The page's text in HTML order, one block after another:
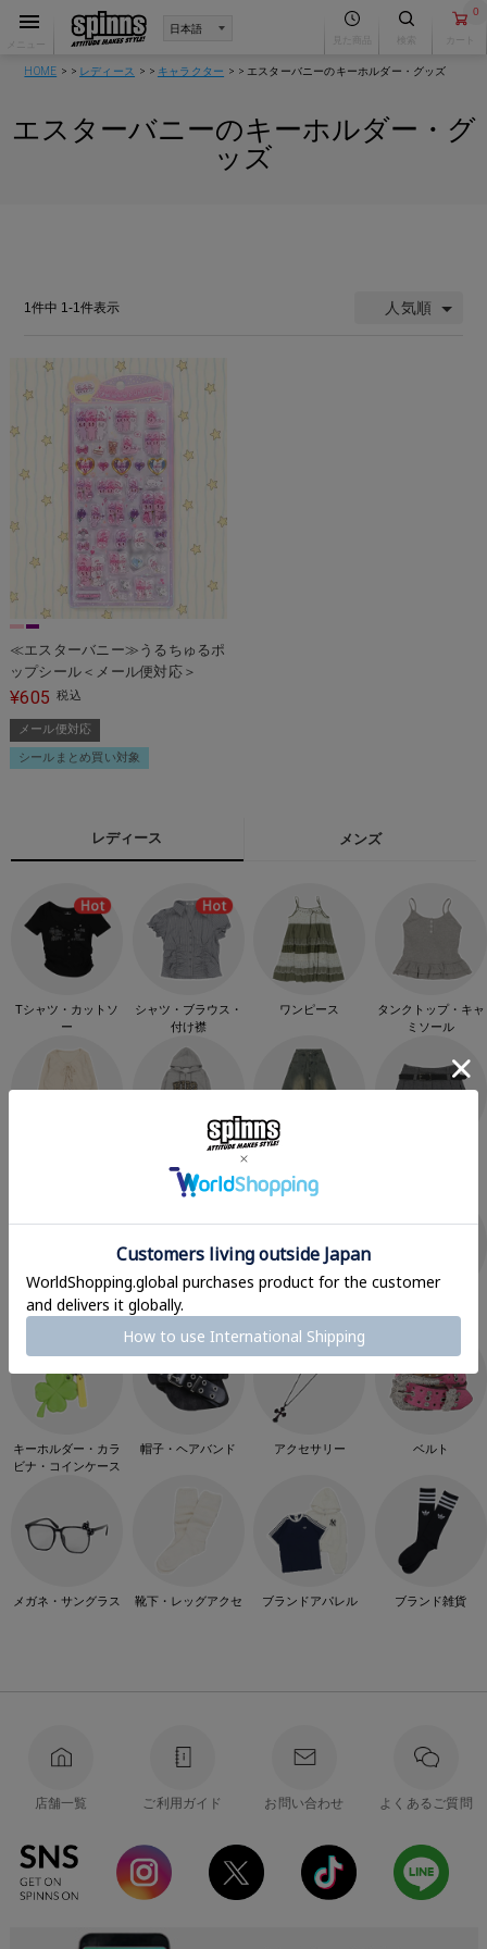
0
HOME レディース キャラクター エスターバニーのキーホルダー・グッズ
エスターバニーのキーホルダー・グ
ッズ
人気順
1件中 1-1件表示
≪エスターバニー≫うるちゅるポ
ップシール＜メール便対応＞
¥605 税込
メール便対応
シールまとめ買い対象
レディース メンズ
Tシャツ・カットソ
ー
シャツ・ブラウス・
付け襟
ワンピース
タンクトップ・キャ
ミソール
スウェット・パーカ
ー
キャラクター シール・バインダー スマホケース バッグ
キーホルダー・カラ
ビナ・コインケース
帽子・ヘアバンド アクセサリー ベルト
メガネ・サングラス 靴下・レッグアクセ ブランドアパレル ブランド雑貨
店舗一覧 ご利用ガイド お問い合わせ よくあるご質問